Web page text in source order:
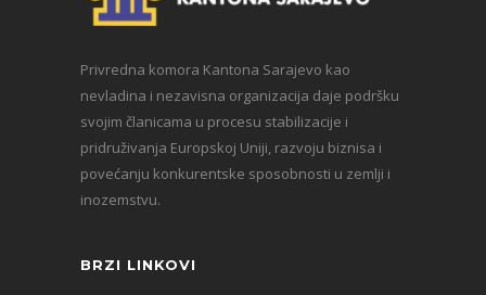
Privredna komora Kantona Sarajevo kao
nevladina i nezavisna organizacija daje podršku
svojim članicama u procesu stabilizacije i
pridruživanja Europskoj Uniji, razvoju biznisa i
povećanju konkurentske sposobnosti u zemlji i
inozemstvu.
BRZI LINKOVI